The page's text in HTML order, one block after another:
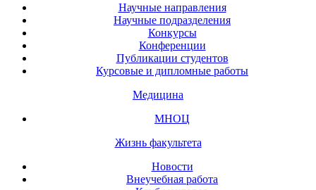
Научные направления
Научные подразделения
Конкурсы
Конференции
Публикации студентов
Курсовые и дипломные работы
Медицина
МНОЦ
Жизнь факультета
Новости
Внеучебная работа